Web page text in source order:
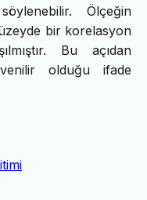
Ölçeğin
bir korelasyon
Bu açıdan
olduğu ifade